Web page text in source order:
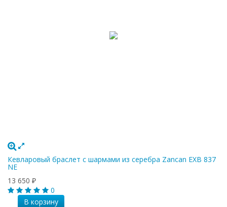
Кевларовый браслет с шармами из серебра Zancan EXB 837
NE
13 650 ₽
0
В корзину